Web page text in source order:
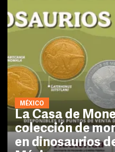
MÉXICO
La Casa de
colección de
en dinosaurios